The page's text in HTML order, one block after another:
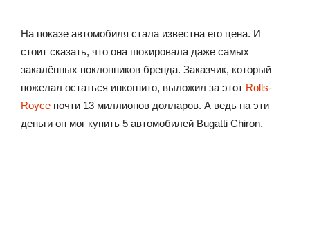
На показе автомобиля стала известна его цена. И
стоит сказать, что она шокировала даже самых
закалённых поклонников бренда. Заказчик, который
пожелал остаться инкогнито, выложил за этот Rolls-
Royce почти 13 миллионов долларов. А ведь на эти
деньги он мог купить 5 автомобилей Bugatti Chiron.